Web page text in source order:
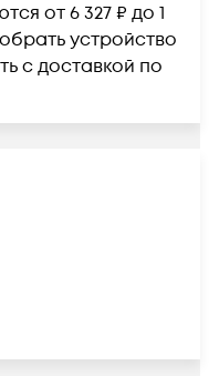
от 6 327 ₽ до 1
устройство
с доставкой по